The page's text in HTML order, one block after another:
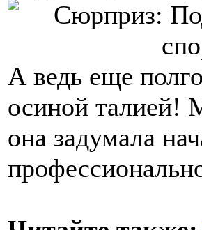
А ведь еще
осиной талией!
она задумала